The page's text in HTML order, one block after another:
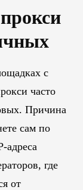
с
часто
Причина
сам по
адреса
где
от